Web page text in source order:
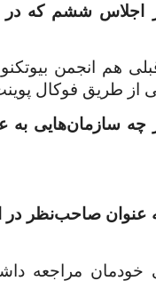
اجلاس ششم که در
هم انجمن
از طریق فوکال
چه سازمان‌هایی به
عنوان صاحب‌نظر در
خودمان مراجعه